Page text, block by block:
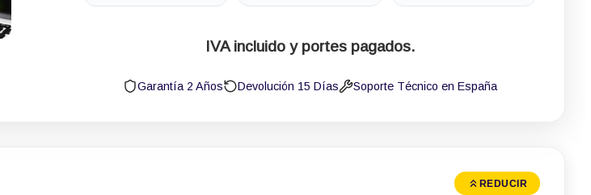
IVA incluido y portes pagados.
Garantía 2 Años Devolución 15 Días Soporte Técnico en España
REDUCIR